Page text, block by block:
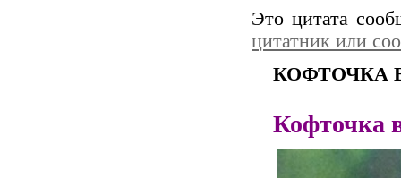
Это цитата
цитатник или
КОФТОЧКА
Кофточка